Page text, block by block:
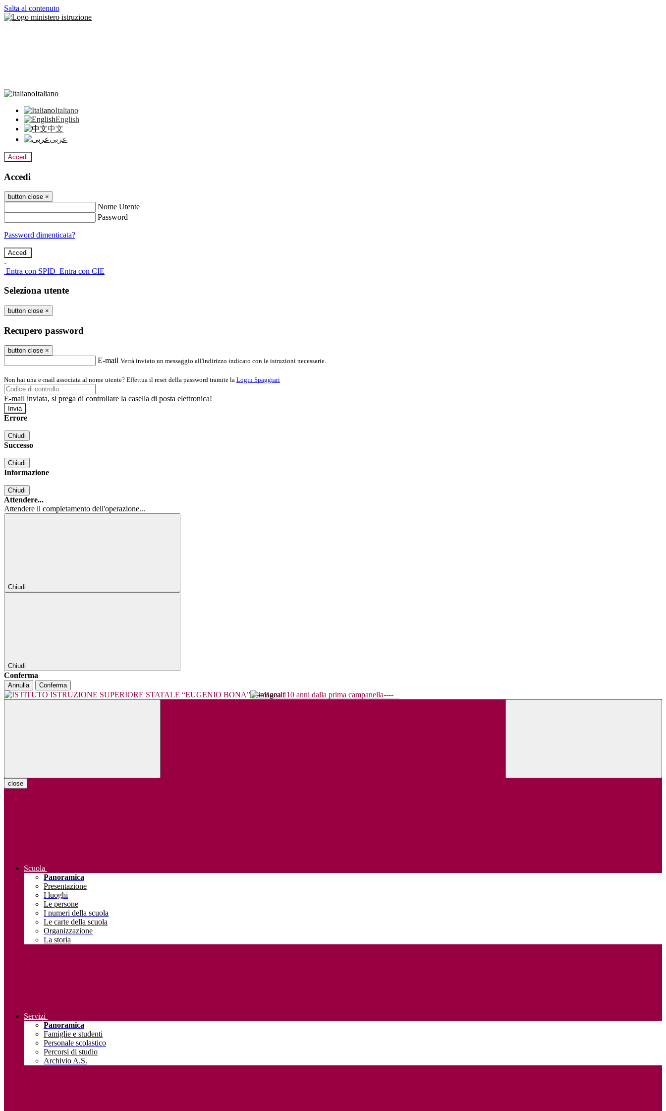
Salta al contenuto
Italiano
Italiano
English
中文
عربى
Accedi
Accedi
button close ×
Nome Utente
Password
Password dimenticata?
-
Entra con SPID Entra con CIE
Seleziona utente
button close ×
Recupero password
button close ×
E-mail Verrà inviato un messaggio all'indirizzo indicato con le istruzioni necessarie.
Non hai una e-mail associata al nome utente? Effettua il reset della password tramite la Login Spaggiari
E-mail inviata, si prega di controllare la casella di posta elettronica!
Errore
Chiudi
Successo
Chiudi
Informazione
Chiudi
Attendere...
Attendere il completamento dell'operazione...
Chiudi
Chiudi
Conferma
Annulla Conferma
----Bona 110 anni dalla prima campanella----
close
Scuola
Panoramica
Presentazione
I luoghi
Le persone
I numeri della scuola
Le carte della scuola
Organizzazione
La storia
Servizi
Panoramica
Famiglie e studenti
Personale scolastico
Percorsi di studio
Archivio A.S.